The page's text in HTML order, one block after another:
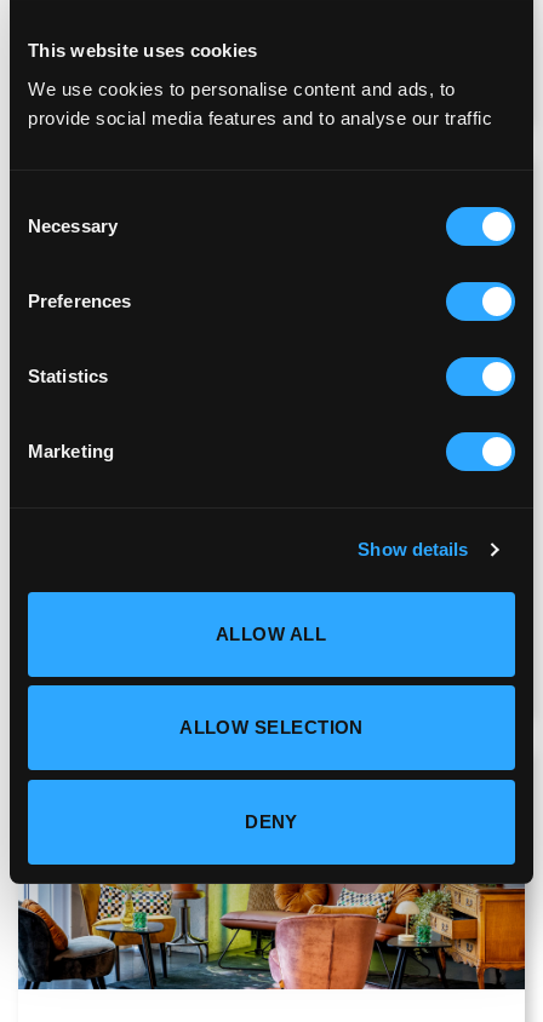
This website uses cookies
We use cookies to personalise content and ads, to
provide social media features and to analyse our traffic
Selection
Necessary
Preferences
Statistics
Marketing
Show details
ALLOW ALL
ALLOW SELECTION
DENY
LEES MEER
The Big Tour
Big Tour – een unieke ontdekkingstocht...